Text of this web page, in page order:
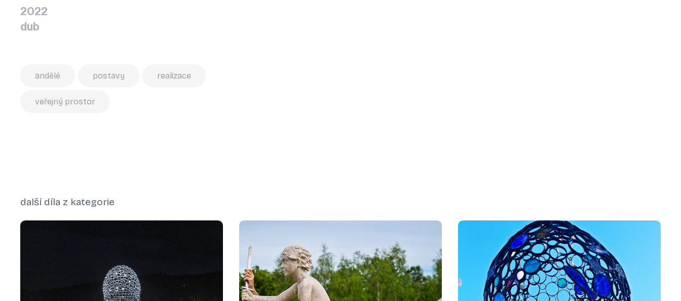
2022
dub
andělé postavy realizace
veřejný prostor
další díla z kategorie